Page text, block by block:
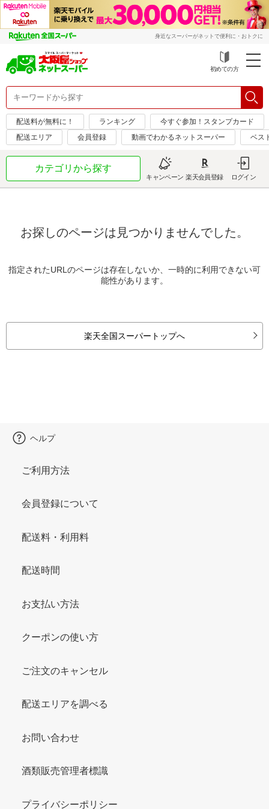
身近なスーパーがネットで便利に・おトクに
初めての方
配送料が無料に！ ランキング
今すぐ参加！スタンプカード
配送エリア
会員登録 動画でわかるネットスーパー ベス
カテゴリから探す
キャンペーン 楽天会員登録 ログイン
お探しのページは見つかりませんでした。
指定されたURLのページは存在しないか、一時的に利用できない可
能性があります。
楽天全国スーパートップへ
ヘルプ
ご利用方法
会員登録について
配送料・利用料
配送時間
お支払い方法
クーポンの使い方
ご注文のキャンセル
配送エリアを調べる
お問い合わせ
酒類販売管理者標識
プライバシーポリシー